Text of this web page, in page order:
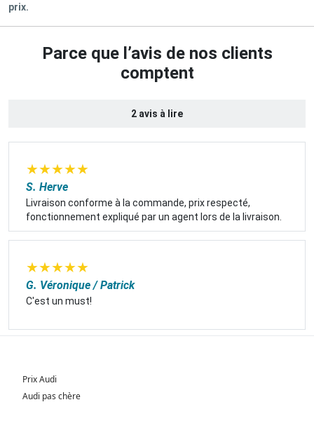
prix.
Parce que l’avis de nos clients
comptent
2 avis à lire
★★★★★
S. Herve
Livraison conforme à la commande, prix respecté,
fonctionnement expliqué par un agent lors de la livraison.
★★★★★
G. Véronique / Patrick
C'est un must!
Prix Audi
Audi pas chère